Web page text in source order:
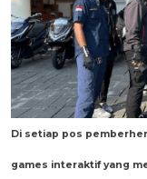
Di setiap pos
games interaktif yang